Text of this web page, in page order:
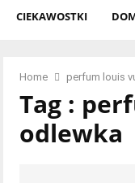
CIEKAWOSTKI
Home perfum louis
Tag :
odlewka